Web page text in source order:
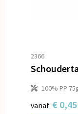
2366
100% PP
vanaf € 0,45